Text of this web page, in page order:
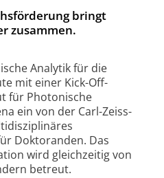
bringt
zusammen.
Analytik für die
mit einer Kick-Off-
für Photonische
ein von der Carl-Zeiss-
Doktoranden. Das
wird gleichzeitig von
betreut.